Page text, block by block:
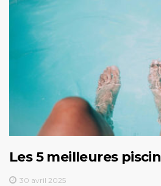
Les 5 meilleures
30 avril 2025